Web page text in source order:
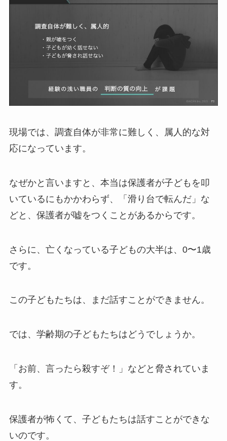
現場では、調査自体が非常に難しく、属人的な対
応になっています。
なぜかと言いますと、本当は保護者が子どもを叩
いているにもかかわらず、「滑り台で転んだ」な
どと、保護者が嘘をつくことがあるからです。
さらに、亡くなっている子どもの大半は、0〜1歳
です。
この子どもたちは、まだ話すことができません。
では、学齢期の子どもたちはどうでしょうか。
「お前、言ったら殺すぞ！」などと脅されていま
す。
保護者が怖くて、子どもたちは話すことができな
いのです。